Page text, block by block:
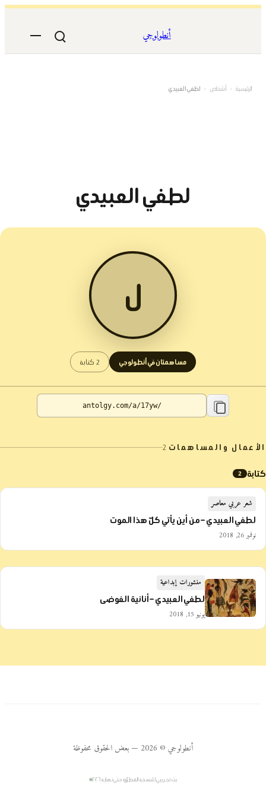
المحتوى
أنطولوجي
الرئيسية › أشخاص › لطفي العبيدي
لطفي العبيدي
ل
مساهمتان في أنطولوجي 2 كتابة
الأعمال والمساهمات 2
كتابة 2
شعر عربي معاصر
لطفي العبيدي – من أين يأتي كلّ هذا الموت
نوفمبر 26, 2018
منشورات إبداعية
لطفي العبيدي – أنانية الفوضى
يونيو 15, 2018
أنطولوجي © 2026 — بعض الحقوق محفوظة
بث تجريبي للنسخة المطوّرة حتى نهاية ٢٠٢٦